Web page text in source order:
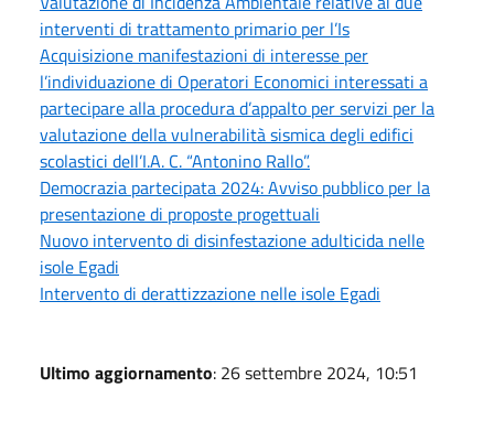
interventi di trattamento primario per l’Is
Acquisizione manifestazioni di interesse per
l’individuazione di Operatori Economici interessati a
partecipare alla procedura d’appalto per servizi per la
valutazione della vulnerabilità sismica degli edifici
scolastici dell’I.A. C. “Antonino Rallo”.
Democrazia partecipata 2024: Avviso pubblico per la
presentazione di proposte progettuali
Nuovo intervento di disinfestazione adulticida nelle
isole Egadi
Intervento di derattizzazione nelle isole Egadi
Ultimo aggiornamento: 26 settembre 2024, 10:51